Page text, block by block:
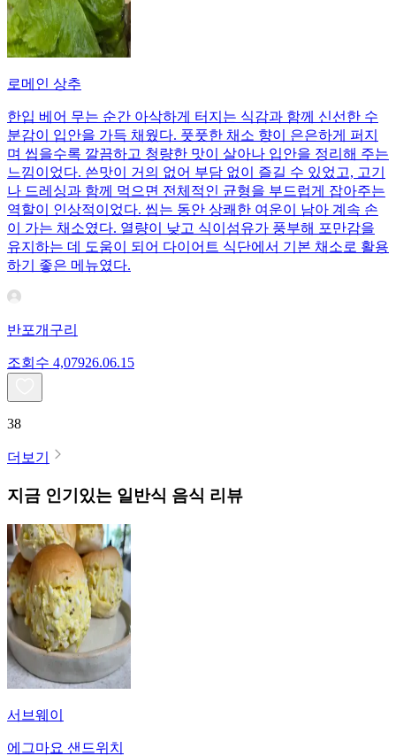
로메인 상추
한입 베어 무는 순간 아삭하게 터지는 식감과 함께 신선한 수
분감이 입안을 가득 채웠다. 풋풋한 채소 향이 은은하게 퍼지
며 씹을수록 깔끔하고 청량한 맛이 살아나 입안을 정리해 주는
느낌이었다. 쓴맛이 거의 없어 부담 없이 즐길 수 있었고, 고기
나 드레싱과 함께 먹으면 전체적인 균형을 부드럽게 잡아주는
역할이 인상적이었다. 씹는 동안 상쾌한 여운이 남아 계속 손
이 가는 채소였다. 열량이 낮고 식이섬유가 풍부해 포만감을
유지하는 데 도움이 되어 다이어트 식단에서 기본 채소로 활용
하기 좋은 메뉴였다.
반포개구리
조회수 4,07926.06.15
38
더보기
지금 인기있는 일반식 음식 리뷰
서브웨이
에그마요 샌드위치